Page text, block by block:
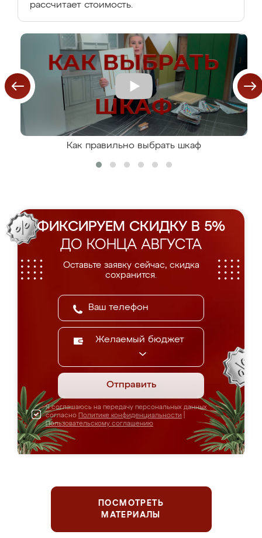
рассчитает стоимость.
Как правильно выбрать шкаф
ФИКСИРУЕМ СКИДКУ В 5%
ДО КОНЦА АВГУСТА
Оставьте заявку сейчас, скидка
сохранится.
Желаемый бюджет
Отправить
Я соглашаюсь на передачу персональных данных
согласно Политике конфиденциальности
Пользовательскому соглашению
ПОСМОТРЕТЬ
МАТЕРИАЛЫ